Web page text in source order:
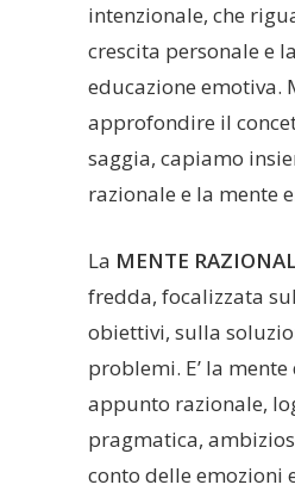
intenzionale, che
crescita personale e
educazione emotiva.
approfondire il
saggia, capiamo
razionale e la mente
La MENTE
fredda, focalizzata
obiettivi, sulla
problemi. E’ la mente
appunto razionale,
pragmatica,
conto delle emozioni